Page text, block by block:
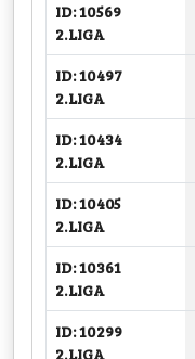
ID: 10569
2.LIGA
ID: 10497
2.LIGA
ID: 10434
2.LIGA
ID: 10405
2.LIGA
ID: 10361
2.LIGA
ID: 10299
2.LIGA